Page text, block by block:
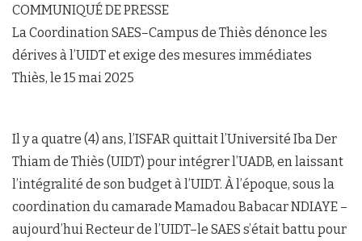
COMMUNIQUÉ DE PRESSE
La Coordination SAES–Campus de Thiès dénonce les
dérives à l’UIDT et exige des mesures immédiates
Thiès, le 15 mai 2025
Il y a quatre (4) ans, l’ISFAR quittait l’Université Iba Der
Thiam de Thiès (UIDT) pour intégrer l’UADB, en laissant
l’intégralité de son budget à l’UIDT. À l’époque, sous la
coordination du camarade Mamadou Babacar NDIAYE –
aujourd’hui Recteur de l’UIDT–le SAES s’était battu pour